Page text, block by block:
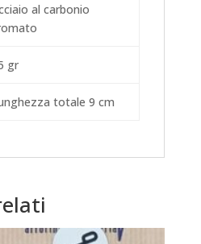
al carbonio
gr
totale 9 cm